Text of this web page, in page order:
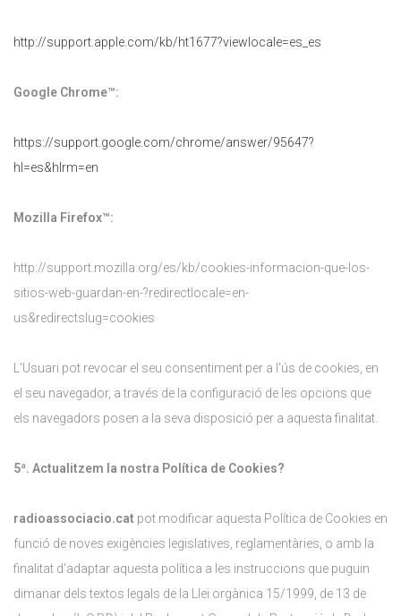
http://support.apple.com/kb/ht1677?viewlocale=es_es
Google Chrome™:
https://support.google.com/chrome/answer/95647?
hl=es&hlrm=en
Mozilla Firefox™:
http://support.mozilla.org/es/kb/cookies-informacion-que-los-
sitios-web-guardan-en-?redirectlocale=en-
us&redirectslug=cookies
L'Usuari pot revocar el seu consentiment per a l'ús de cookies, en
el seu navegador, a través de la configuració de les opcions que
els navegadors posen a la seva disposició per a aquesta finalitat.
5ª. Actualitzem la nostra Política de Cookies?
radioassociacio.cat pot modificar aquesta Política de Cookies en
funció de noves exigències legislatives, reglamentàries, o amb la
finalitat d'adaptar aquesta política a les instruccions que puguin
dimanar dels textos legals de la Llei orgànica 15/1999, de 13 de